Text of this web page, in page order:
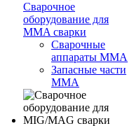
Сварочное
оборудование для
MMA сварки
Сварочные
аппараты MMA
Запасные части
MMA